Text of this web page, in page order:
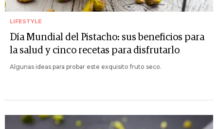
LIFESTYLE
Día Mundial del Pistacho: sus beneficios para
la salud y cinco recetas para disfrutarlo
Algunas ideas para probar este exquisito fruto seco.